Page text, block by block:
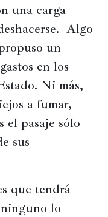
una carga
Algo
un
en los
Ni más,
a fumar,
el pasaje sólo
sus
que tendrá
lo